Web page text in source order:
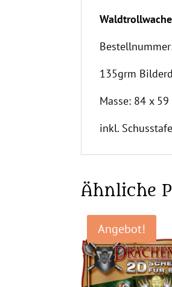
Waldtrollwache
135grm
Masse: 84 x 59
inkl.
Ähnliche
Angebot!